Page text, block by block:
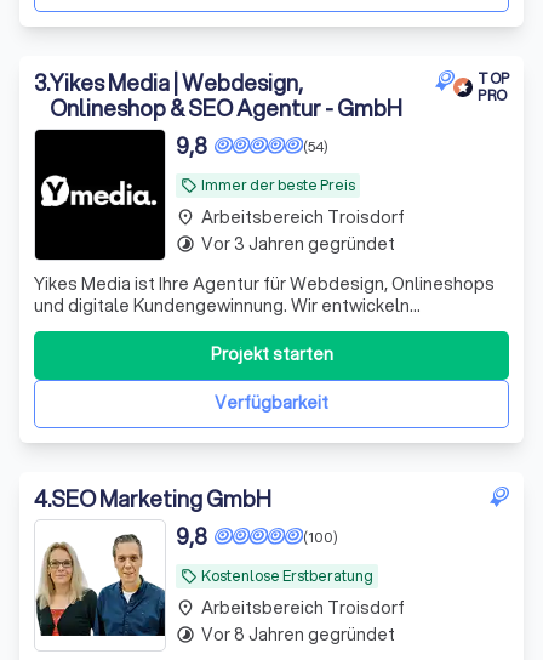
3.Yikes Media | Webdesign,
Onlineshop & SEO Agentur - GmbH
TOP
PRO
local_offer Immer der beste Preis
(54)
9,8
Yikes Media ist Ihre Agentur für Webdesign, Onlineshops
und digitale Kundengewinnung. Wir entwickeln
professionelle Websites mit WordPress, Workflow, Figma
und Onepage sowie leistungsstarke Shopify und
WooCommerce Onlineshops, die gezielt Anfragen und
Umsatz steigern. Unser Fokus liegt auf SEO, Goo
Verfügbarkeit
Projekt starten
place Arbeitsbereich Troisdorf
timelapse Vor 3 Jahren gegründet
4.SEO Marketing GmbH
local_offer Kostenlose Erstberatung
(100)
9,8
place Arbeitsbereich Troisdorf
timelapse Vor 8 Jahren gegründet